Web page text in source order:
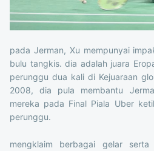
pada Jerman, Xu mempunyai
bulu tangkis. dia adalah juara
perunggu dua kali di Kejuaraan
2008, dia pula membantu
mereka pada Final Piala Uber
perunggu.
mengklaim berbagai gelar